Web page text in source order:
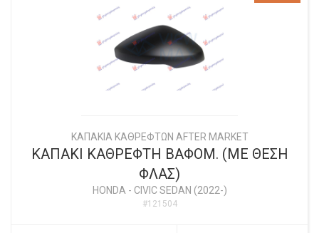
ΚΑΠΑΚΙΑ ΚΑΘΡΕΦΤΩΝ AFTER MARKET
ΚΑΠΑΚΙ ΚΑΘΡΕΦΤΗ ΒΑΦΟΜ. (ΜΕ ΘΕΣΗ
ΦΛΑΣ)
HONDA- CIVIC SEDAN (2022-)
#121504